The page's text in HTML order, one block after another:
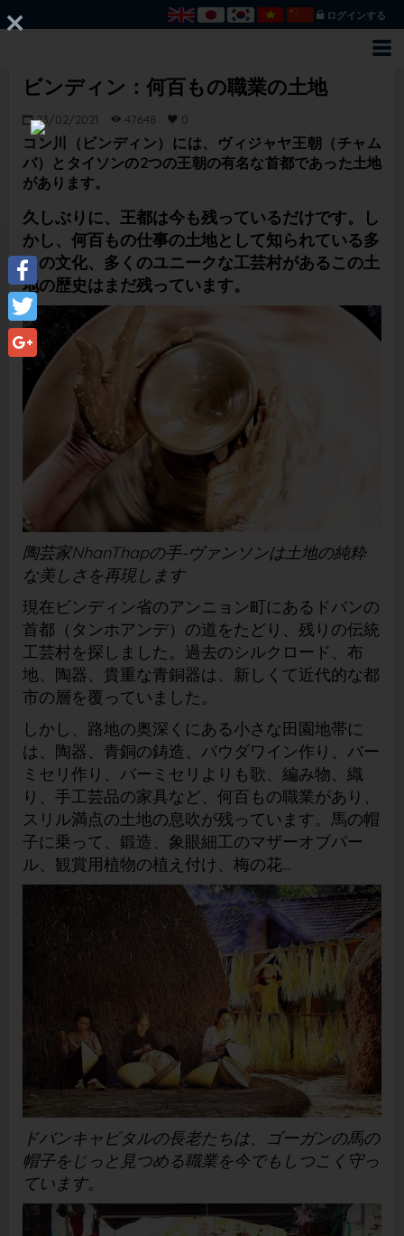
ログインする
Facebook
Twitter
Google+
ビンディン：何百もの職業の土地
23/02/2021 47648 0
コン川（ビンディン）には、ヴィジャヤ王朝（チャム
パ）とタイソンの2つの王朝の有名な首都であった土地
があります。
久しぶりに、王都は今も残っているだけです。し
かし、何百もの仕事の土地として知られている多
くの文化、多くのユニークな工芸村があるこの土
地の歴史はまだ残っています。
陶芸家NhanThapの手-ヴァンソンは土地の純粋
な美しさを再現します
現在ビンディン省のアンニョン町にあるドバンの
首都（タンホアンデ）の道をたどり、残りの伝統
工芸村を探しました。過去のシルクロード、布
地、陶器、貴重な青銅器は、新しくて近代的な都
市の層を覆っていました。
しかし、路地の奥深くにある小さな田園地帯に
は、陶器、青銅の鋳造、バウダワイン作り、バー
ミセリ作り、バーミセリよりも歌、編み物、織
り、手工芸品の家具など、何百もの職業があり、
スリル満点の土地の息吹が残っています。馬の帽
子に乗って、鍛造、象眼細工のマザーオブパー
ル、観賞用植物の植え付け、梅の花...
ドバンキャピタルの長老たちは、ゴーガンの馬の
帽子をじっと見つめる職業を今でもしつこく守っ
ています。